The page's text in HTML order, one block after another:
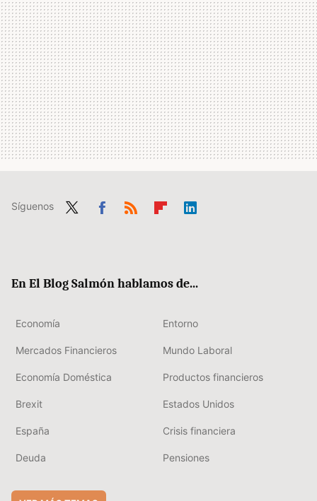
Síguenos
En El Blog Salmón hablamos de...
Economía Entorno
Mercados Financieros Mundo Laboral
Economía Doméstica Productos financieros
Brexit Estados Unidos
España Crisis financiera
Deuda Pensiones